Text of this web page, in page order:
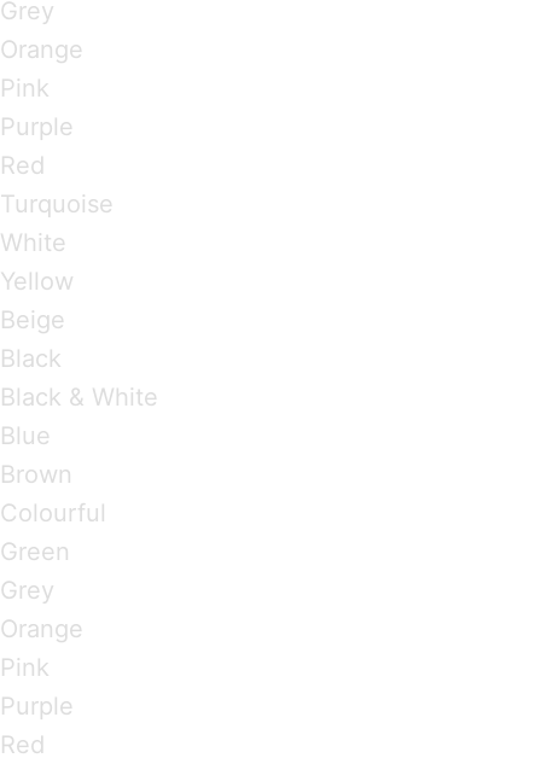
Grey
Orange
Pink
Purple
Red
Turquoise
White
Yellow
Beige
Black
Black & White
Blue
Brown
Colourful
Green
Grey
Orange
Pink
Purple
Red